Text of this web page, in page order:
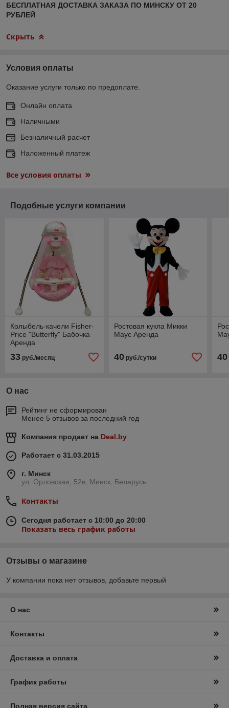
БЕСПЛАТНАЯ ДОСТАВКА ЗАКАЗА ПО МИНСКУ ОТ 20
РУБЛЕЙ
Скрыть
Условия оплаты
Оказание услуги только по предоплате.
Онлайн оплата
Наличными
Безналичный расчет
Наложенный платеж
Все условия оплаты
Подобные услуги компании
Колыбель-качели Fisher-
Price "Butterfly" Бабочка
Аренда
33 руб./месяц
Ростовая кукла Микки
Маус Аренда
40руб./сутки 40
О нас
Рейтинг не сформирован
Менее 5 отзывов за последний год
Компания продает на Deal.by
Работает с 31.03.2015
г. Минск
ул. Орловская, 52в, Минск, Беларусь
Контакты
Сегодня работает с 10:00 до 20:00
Показать весь график работы
Отзывы о магазине
У компании пока нет отзывов, добавьте первый
О нас
Контакты
Доставка и оплата
График работы
Полная версия сайта